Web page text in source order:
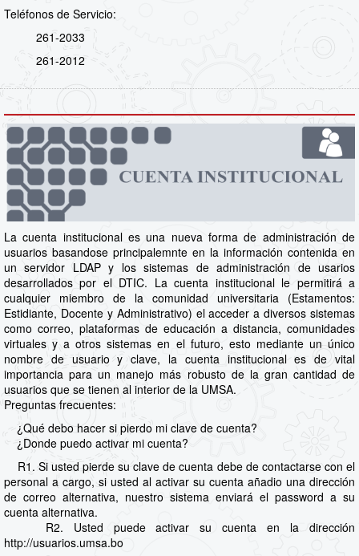
Teléfonos de Servicio:
261-2033
261-2012
La cuenta institucional es una nueva forma de administración de
usuarios basandose principalemnte en la información contenida en
un servidor LDAP y los sistemas de administración de usarios
desarrollados por el DTIC. La cuenta institucional le permitirá a
cualquier miembro de la comunidad universitaria (Estamentos:
Estidiante, Docente y Administrativo) el acceder a diversos sistemas
como correo, plataformas de educación a distancia, comunidades
virtuales y a otros sistemas en el futuro, esto mediante un único
nombre de usuario y clave, la cuenta institucional es de vital
importancia para un manejo más robusto de la gran cantidad de
usuarios que se tienen al interior de la UMSA.
Preguntas frecuentes:
¿Qué debo hacer si pierdo mi clave de cuenta?
¿Donde puedo activar mi cuenta?
R1. Si usted pierde su clave de cuenta debe de contactarse con el
personal a cargo, si usted al activar su cuenta añadio una dirección
de correo alternativa, nuestro sistema enviará el password a su
cuenta alternativa.
R2. Usted puede activar su cuenta en la dirección
http://usuarios.umsa.bo